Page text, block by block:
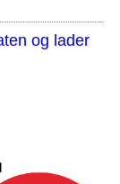
og lader